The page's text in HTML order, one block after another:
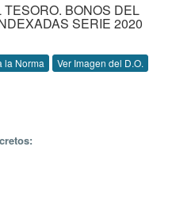
BONOS DEL
SERIE 2020
la Norma Ver Imagen del D.O.